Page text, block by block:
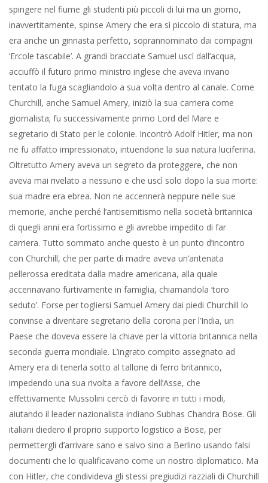
spingere nel fiume gli studenti più piccoli di lui ma un giorno,
inavvertitamente, spinse Amery che era sì piccolo di statura, ma
era anche un ginnasta perfetto, soprannominato dai compagni
‘Ercole tascabile’. A grandi bracciate Samuel uscì dall’acqua,
acciuffò il futuro primo ministro inglese che aveva invano
tentato la fuga scagliandolo a sua volta dentro al canale. Come
Churchill, anche Samuel Amery, iniziò la sua carriera come
giornalista; fu successivamente primo Lord del Mare e
segretario di Stato per le colonie. Incontrò Adolf Hitler, ma non
ne fu affatto impressionato, intuendone la sua natura luciferina.
Oltretutto Amery aveva un segreto da proteggere, che non
aveva mai rivelato a nessuno e che uscì solo dopo la sua morte:
sua madre era ebrea. Non ne accennerà neppure nelle sue
memorie, anche perché l’antisemitismo nella società britannica
di quegli anni era fortissimo e gli avrebbe impedito di far
carriera. Tutto sommato anche questo è un punto d’incontro
con Churchill, che per parte di madre aveva un’antenata
pellerossa ereditata dalla madre americana, alla quale
accennavano furtivamente in famiglia, chiamandola ‘toro
seduto’. Forse per togliersi Samuel Amery dai piedi Churchill lo
convinse a diventare segretario della corona per l’India, un
Paese che doveva essere la chiave per la vittoria britannica nella
seconda guerra mondiale. L’ingrato compito assegnato ad
Amery era di tenerla sotto al tallone di ferro britannico,
impedendo una sua rivolta a favore dell’Asse, che
effettivamente Mussolini cercò di favorire in tutti i modi,
aiutando il leader nazionalista indiano Subhas Chandra Bose. Gli
italiani diedero il proprio supporto logistico a Bose, per
permettergli d’arrivare sano e salvo sino a Berlino usando falsi
documenti che lo qualificavano come un nostro diplomatico. Ma
con Hitler, che condivideva gli stessi pregiudizi razziali di Churchill